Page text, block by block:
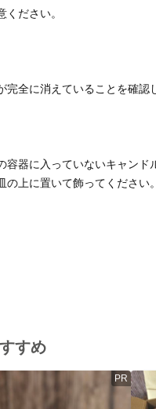
容器に入っていないキャン
すめ
PR